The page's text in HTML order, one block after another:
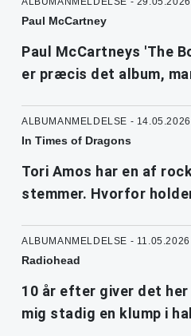
Paul McCartney
Paul McCartneys 'The
er præcis det album,
ALBUMANMELDELSE - 14.05.2026
In Times of Dragons
Tori Amos har en af
stemmer. Hvorfor
ALBUMANMELDELSE - 11.05.2026
Radiohead
10 år efter giver det her
mig stadig en klump i